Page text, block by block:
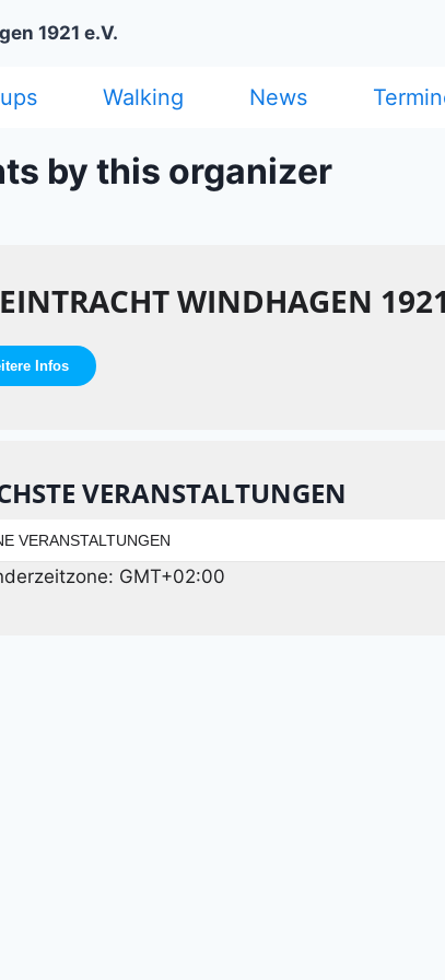
1921 e.V.
Walking News
by this organizer
WINDHAGEN
Infos
VERANSTALTUNGEN
VERANSTALTUNGEN
GMT+02:00